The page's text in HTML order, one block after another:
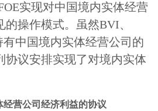
实现对中国境内实体经营
操作模式。虽然BVI、
有中国境内实体经营公司的
协议安排实现了对境内实体
经营公司经济利益的协议